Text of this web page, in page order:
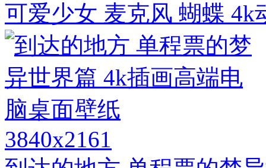
可爱少女 麦克风 蝴蝶
3840x2161